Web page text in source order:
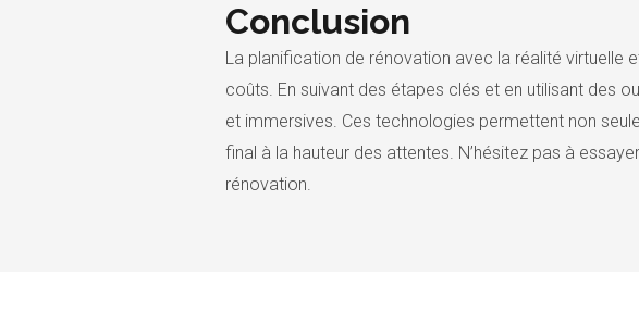
Conclusion
La planification de rénovation avec la réalité virtuelle
coûts. En suivant des étapes clés et en utilisant des
et immersives. Ces technologies permettent non
final à la hauteur des attentes. N’hésitez pas à
rénovation.